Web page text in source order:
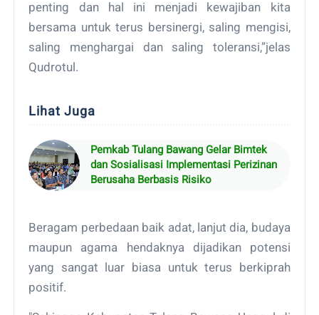
penting dan hal ini menjadi kewajiban kita
bersama untuk terus bersinergi, saling mengisi,
saling menghargai dan saling toleransi,”jelas
Qudrotul.
Lihat Juga
Pemkab Tulang Bawang Gelar Bimtek
dan Sosialisasi Implementasi Perizinan
Berusaha Berbasis Risiko
Beragam perbedaan baik adat, lanjut dia, budaya
maupun agama hendaknya dijadikan potensi
yang sangat luar biasa untuk terus berkiprah
positif.